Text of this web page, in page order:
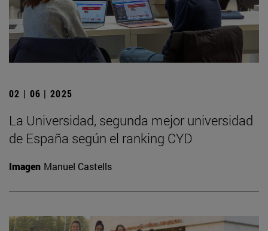
02 | 06 | 2025
La Universidad, segunda mejor universidad
de España según el ranking CYD
Imagen Manuel Castells